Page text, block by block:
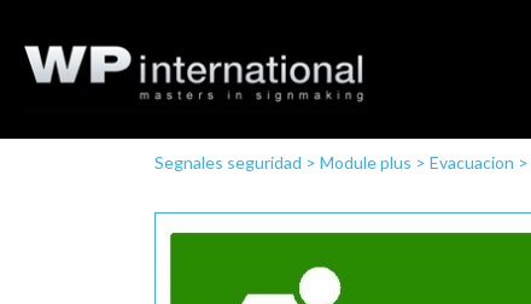
Segnales seguridad > Module plus > Evacuacion >